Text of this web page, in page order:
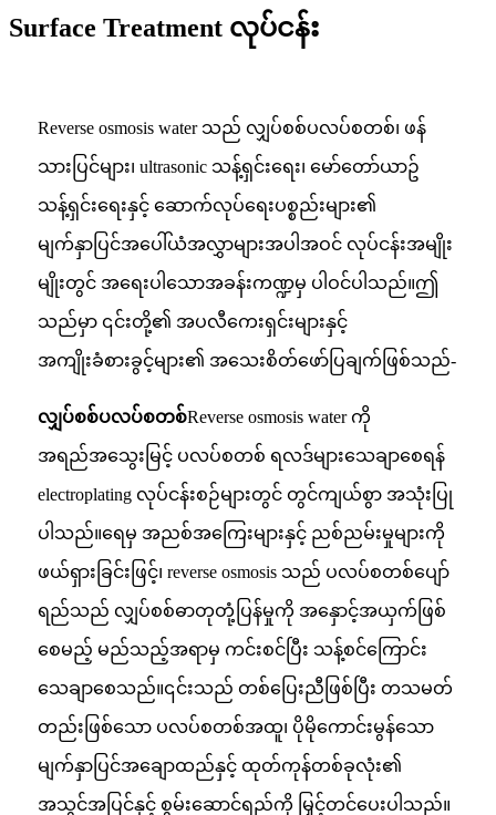
Surface Treatment လုပ်ငန်း
Reverse osmosis water သည် လျှပ်စစ်ပလပ်စတစ်၊ ဖန်
သားပြင်များ၊ ultrasonic သန့်ရှင်းရေး၊ မော်တော်ယာဥ်
သန့်ရှင်းရေးနှင့် ဆောက်လုပ်ရေးပစ္စည်းများ၏
မျက်နှာပြင်အပေါ်ယံအလွှာများအပါအဝင် လုပ်ငန်းအမျိုး
မျိုးတွင် အရေးပါသောအခန်းကဏ္ဍမှ ပါဝင်ပါသည်။ဤ
သည်မှာ ၎င်းတို့၏ အပလီကေးရှင်းများနှင့်
အကျိုးခံစားခွင့်များ၏ အသေးစိတ်ဖော်ပြချက်ဖြစ်သည်-
လျှပ်စစ်ပလပ်စတစ်Reverse osmosis water ကို
အရည်အသွေးမြင့် ပလပ်စတစ် ရလဒ်များသေချာစေရန်
electroplating လုပ်ငန်းစဉ်များတွင် တွင်ကျယ်စွာ အသုံးပြု
ပါသည်။ရေမှ အညစ်အကြေးများနှင့် ညစ်ညမ်းမှုများကို
ဖယ်ရှားခြင်းဖြင့်၊ reverse osmosis သည် ပလပ်စတစ်ပျော်
ရည်သည် လျှပ်စစ်ဓာတုတုံ့ပြန်မှုကို အနှောင့်အယှက်ဖြစ်
စေမည့် မည်သည့်အရာမှ ကင်းစင်ပြီး သန့်စင်ကြောင်း
သေချာစေသည်။၎င်းသည် တစ်ပြေးညီဖြစ်ပြီး တသမတ်
တည်းဖြစ်သော ပလပ်စတစ်အထူ၊ ပိုမိုကောင်းမွန်သော
မျက်နှာပြင်အချောထည်နှင့် ထုတ်ကုန်တစ်ခုလုံး၏
အသွင်အပြင်နှင့် စွမ်းဆောင်ရည်ကို မြှင့်တင်ပေးပါသည်။